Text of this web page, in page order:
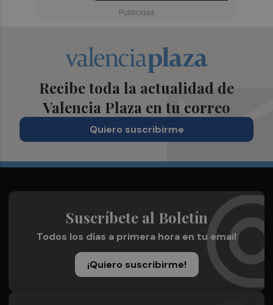
Recibe toda la actualidad de
Valencia Plaza en tu correo
Quiero suscribirme
Suscríbete al Boletín
Todos los días a primera hora en tu email
¡Quiero suscribirme!